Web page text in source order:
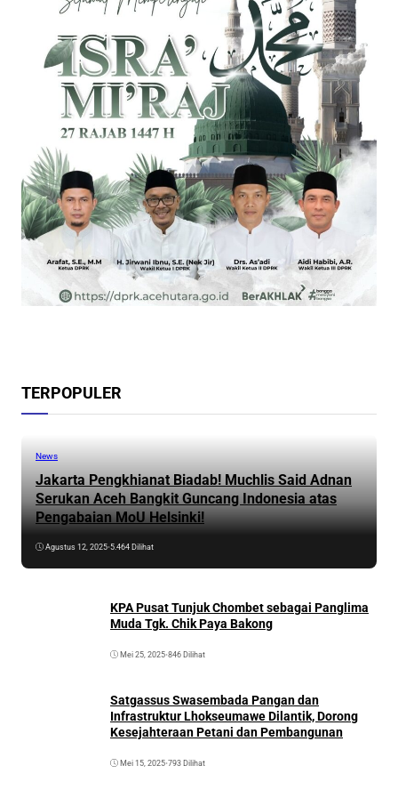
TERPOPULER
News
Jakarta Pengkhianat Biadab! Muchlis Said Adnan
Serukan Aceh Bangkit Guncang Indonesia atas
Pengabaian MoU Helsinki!
Agustus 12, 2025•5.464 Dilihat
KPA Pusat Tunjuk Chombet sebagai Panglima
Muda Tgk. Chik Paya Bakong
Mei 25, 2025•846 Dilihat
Satgassus Swasembada Pangan dan
Infrastruktur Lhokseumawe Dilantik, Dorong
Kesejahteraan Petani dan Pembangunan
Mei 15, 2025•793 Dilihat